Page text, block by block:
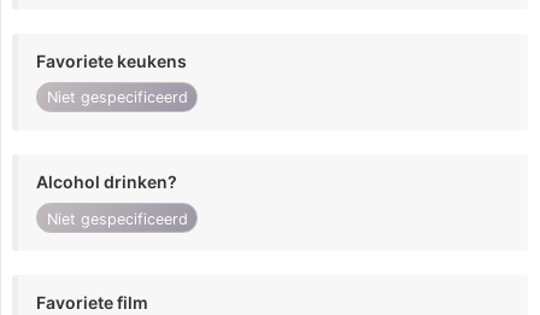
Favoriete keukens
Niet gespecificeerd
Alcohol drinken?
Niet gespecificeerd
Favoriete film